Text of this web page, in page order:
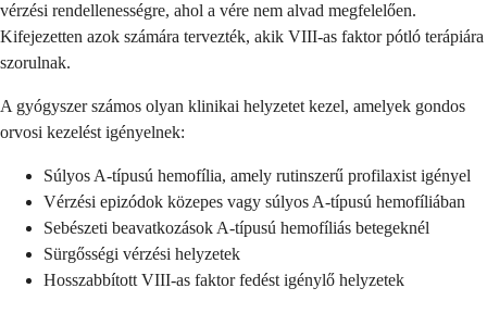
vérzési rendellenességre, ahol a vére nem alvad megfelelően.
Kifejezetten azok számára tervezték, akik VIII-as faktor pótló terápiára
szorulnak.
A gyógyszer számos olyan klinikai helyzetet kezel, amelyek gondos
orvosi kezelést igényelnek:
Súlyos A-típusú hemofília, amely rutinszerű profilaxist igényel
Vérzési epizódok közepes vagy súlyos A-típusú hemofíliában
Sebészeti beavatkozások A-típusú hemofíliás betegeknél
Sürgősségi vérzési helyzetek
Hosszabbított VIII-as faktor fedést igénylő helyzetek